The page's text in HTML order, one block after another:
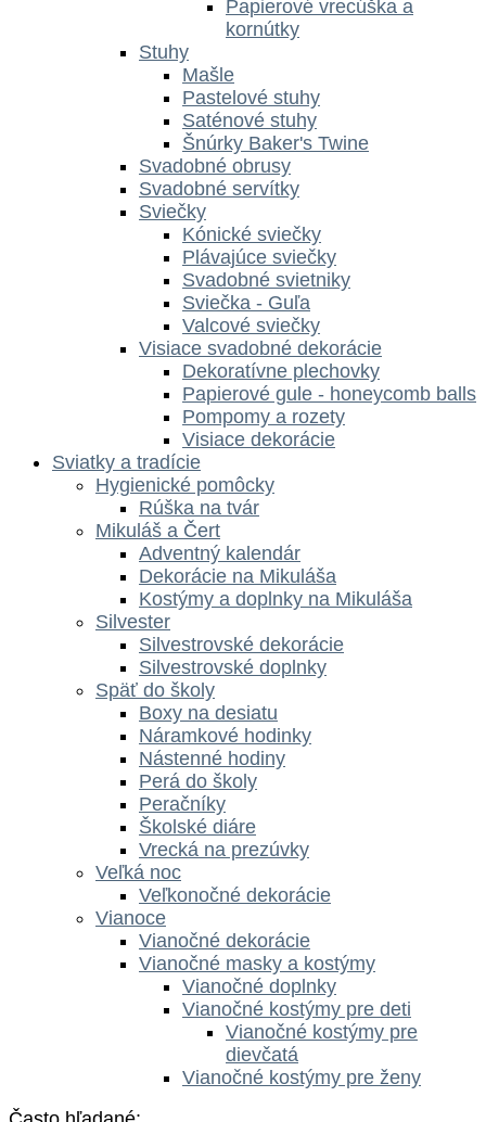
Papierové vrecúška a
kornútky
Stuhy
Mašle
Pastelové stuhy
Saténové stuhy
Šnúrky Baker's Twine
Svadobné obrusy
Svadobné servítky
Sviečky
Kónické sviečky
Plávajúce sviečky
Svadobné svietniky
Sviečka - Guľa
Valcové sviečky
Visiace svadobné dekorácie
Dekoratívne plechovky
Papierové gule - honeycomb balls
Pompomy a rozety
Visiace dekorácie
Sviatky a tradície
Hygienické pomôcky
Rúška na tvár
Mikuláš a Čert
Adventný kalendár
Dekorácie na Mikuláša
Kostýmy a doplnky na Mikuláša
Silvester
Silvestrovské dekorácie
Silvestrovské doplnky
Späť do školy
Boxy na desiatu
Náramkové hodinky
Nástenné hodiny
Perá do školy
Peračníky
Školské diáre
Vrecká na prezúvky
Veľká noc
Veľkonočné dekorácie
Vianoce
Vianočné dekorácie
Vianočné masky a kostýmy
Vianočné doplnky
Vianočné kostýmy pre deti
Vianočné kostýmy pre
dievčatá
Vianočné kostýmy pre ženy